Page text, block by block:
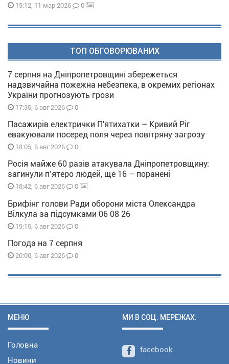
15:12, 11 мар 2026 0
ТОП ОБГОВОРЮВАНИХ
7 серпня на Дніпропетровщині збережеться
надзвичайна пожежна небезпека, в окремих регіонах
України прогнозують грози
17:35, 6 авг 2026 0
Пасажирів електрички П'ятихатки – Кривий Ріг
евакуювали посеред поля через повітряну загрозу
18:05, 6 авг 2026 0
Росія майже 60 разів атакувала Дніпропетровщину:
загинули п’ятеро людей, ще 16 – поранені
18:42, 6 авг 2026 0
Брифінг голови Ради оборони міста Олександра
Вілкула за підсумками 06 08 26
19:15, 6 авг 2026 0
Погода на 7 серпня
20:00, 6 авг 2026 0
МЕНЮ
Головна
Новини
МИ В СОЦ. МЕРЕЖАХ:
facebook